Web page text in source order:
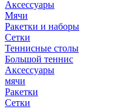
Аксессуары
Мячи
Ракетки и наборы
Сетки
Теннисные столы
Большой теннис
Аксессуары
мячи
Ракетки
Сетки